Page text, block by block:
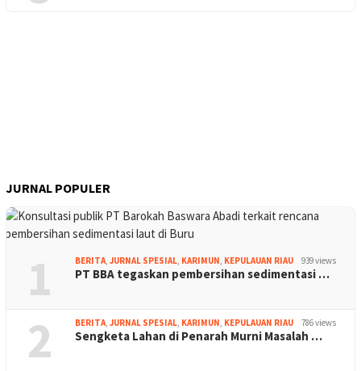
JURNAL POPULER
1 BERITA, JURNAL SPESIAL, KARIMUN, KEPULAUAN RIAU 939 views
PT BBA tegaskan pembersihan sedimentasi …
2 BERITA, JURNAL SPESIAL, KARIMUN, KEPULAUAN RIAU 786 views
Sengketa Lahan di Penarah Murni Masalah …